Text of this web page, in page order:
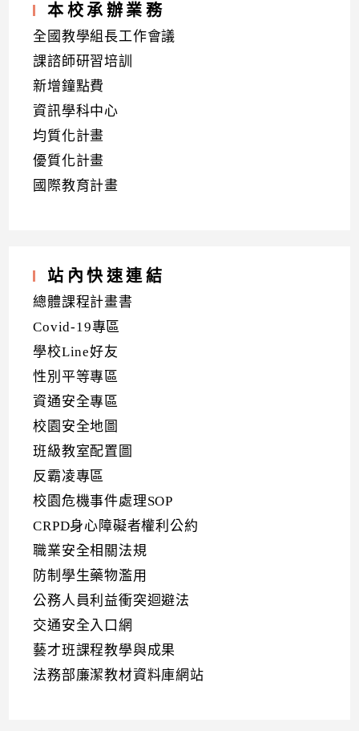
本校承辦業務
全國教學組長工作會議
課諮師研習培訓
新增鐘點費
資訊學科中心
均質化計畫
優質化計畫
國際教育計畫
站內快速連結
總體課程計畫書
Covid-19專區
學校Line好友
性別平等專區
資通安全專區
校園安全地圖
班級教室配置圖
反霸凌專區
校園危機事件處理SOP
CRPD身心障礙者權利公約
職業安全相關法規
防制學生藥物濫用
公務人員利益衝突迴避法
交通安全入口網
藝才班課程教學與成果
法務部廉潔教材資料庫網站